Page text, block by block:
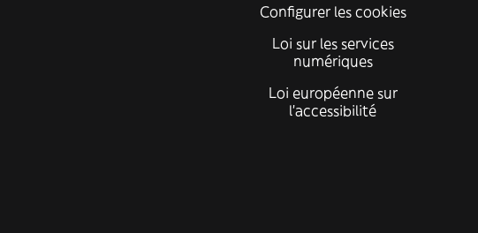
Configurer les cookies
Loi sur les services
numériques
Loi européenne sur
l’accessibilité